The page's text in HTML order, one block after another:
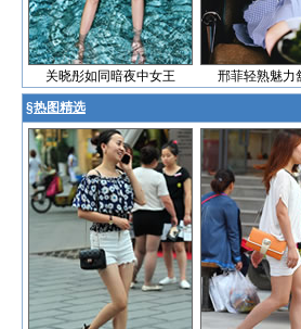
关晓彤如同暗夜中女王 邢菲轻熟魅力
§热图精选